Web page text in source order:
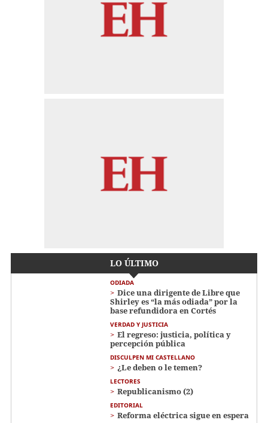
LO ÚLTIMO
ODIADA
Dice una dirigente de Libre que
Shirley es “la más odiada” por la
base refundidora en Cortés
VERDAD Y JUSTICIA
El regreso: justicia, política y
percepción pública
DISCULPEN MI CASTELLANO
¿Le deben o le temen?
LECTORES
Republicanismo (2)
EDITORIAL
Reforma eléctrica sigue en espera